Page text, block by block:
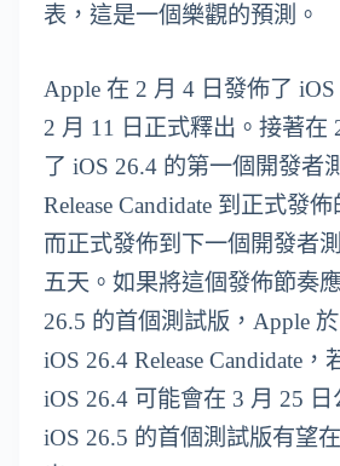
表，這是一個樂觀的預測。
Apple 在 2 月 4 日發佈了
2 月 11 日正式釋出。接著在
了 iOS 26.4 的第一個開發者
Release Candidate 到正式發
而正式發佈到下一個開發者
五天。如果將這個發佈節奏
26.5 的首個測試版，Apple
iOS 26.4 Release Candidate，
iOS 26.4 可能會在 3 月 25
iOS 26.5 的首個測試版有望